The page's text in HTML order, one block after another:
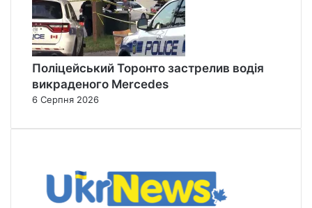
Поліцейський Торонто застрелив водія
викраденого Mercedes
6 Серпня 2026